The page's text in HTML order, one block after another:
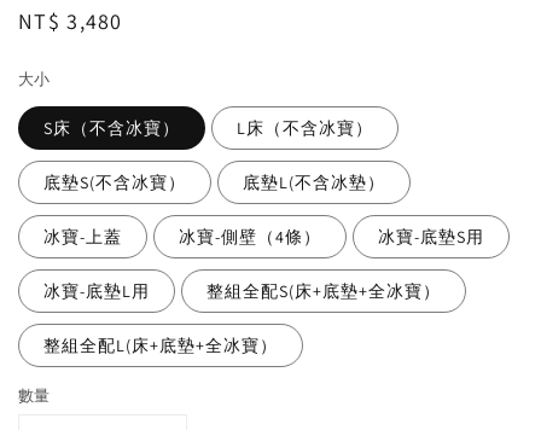
Regular
NT$ 3,480
大小
S床（不含冰寶） L床（不含冰寶）
底墊S(不含冰寶） 底墊L(不含冰墊）
冰寶-上蓋 冰寶-側壁（4條） 冰寶-底墊S用
冰寶-底墊L用 整組全配S(床+底墊+全冰寶）
整組全配L(床+底墊+全冰寶）
數量